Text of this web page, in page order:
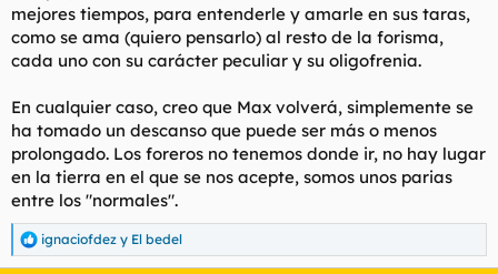
mejores tiempos, para entenderle y amarle en sus taras,
como se ama (quiero pensarlo) al resto de la forisma,
cada uno con su carácter peculiar y su oligofrenia.
En cualquier caso, creo que Max volverá, simplemente se
ha tomado un descanso que puede ser más o menos
prolongado. Los foreros no tenemos donde ir, no hay lugar
en la tierra en el que se nos acepte, somos unos parias
entre los "normales".
R
e
ignaciofdez y El bedel